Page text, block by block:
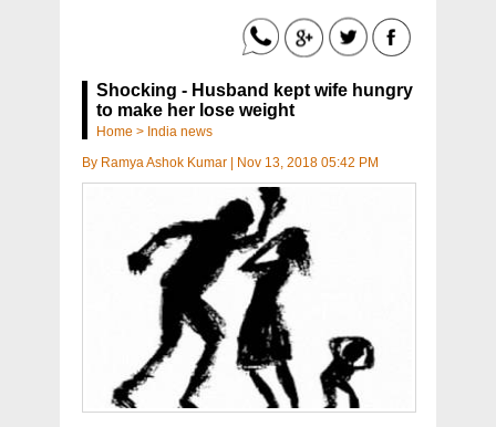
Shocking - Husband kept wife hungry
to make her lose weight
Home > India news
By Ramya Ashok Kumar Nov 13, 2018 05:42 PM